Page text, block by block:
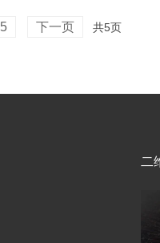
5 下一页 共5页
二